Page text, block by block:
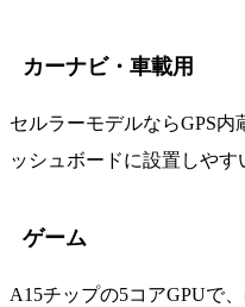
カーナビ・車載用
セルラーモデルならGPS
ッシュボードに設置しやす
ゲーム
A15チップの5コアGPUで